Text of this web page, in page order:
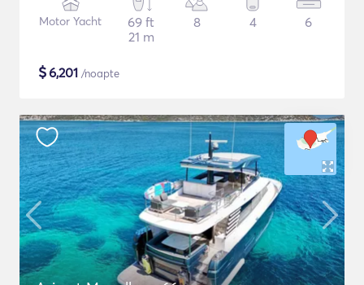
Motor Yacht
69 ft
21 m
8 4 6
$6,201 /noapte